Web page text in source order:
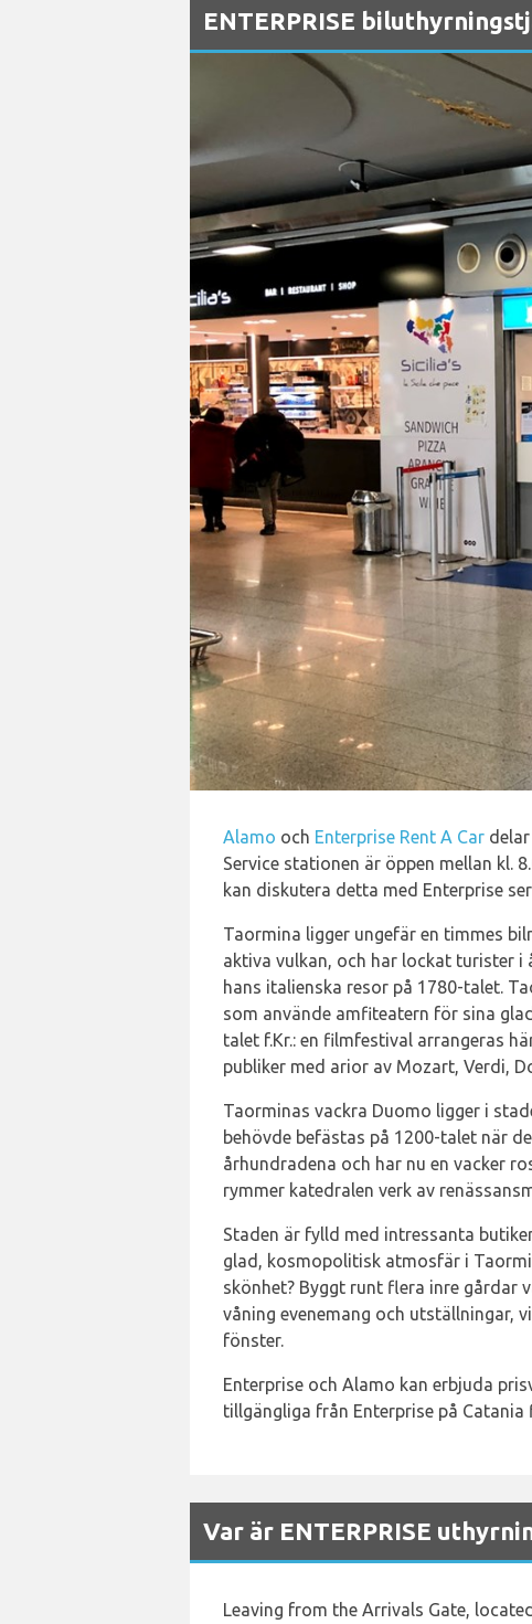
ENTERPRISE
Alamo och Enterprise Rent A Car
Service stationen är öppen mellan kl.
kan diskutera detta med Enterprise
Taormina ligger ungefär en timmes
aktiva vulkan, och har lockat turister i
hans italienska resor på 1780-talet.
som använde amfiteatern för sina
talet f.Kr.: en filmfestival arrangeras
publiker med arior av Mozart, Verdi,
Taorminas vackra Duomo ligger i
behövde befästas på 1200-talet när
århundradena och har nu en vacker
rymmer katedralen verk av
Staden är fylld med intressanta
glad, kosmopolitisk atmosfär i
skönhet? Byggt runt flera inre gårdar
våning evenemang och utställningar,
fönster.
Enterprise och Alamo kan erbjuda
tillgängliga från Enterprise på
Var är ENTERPRISE
Leaving from the Arrivals Gate,